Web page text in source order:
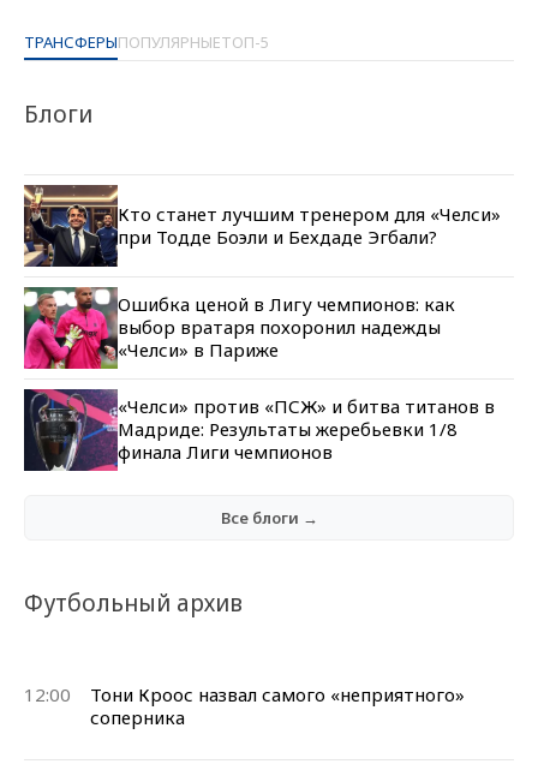
ТРАНСФЕРЫПОПУЛЯРНЫЕТОП-5
Блоги
Кто станет лучшим тренером для «Челси»
при Тодде Боэли и Бехдаде Эгбали?
Ошибка ценой в Лигу чемпионов: как
выбор вратаря похоронил надежды
«Челси» в Париже
«Челси» против «ПСЖ» и битва титанов в
Мадриде: Результаты жеребьевки 1/8
финала Лиги чемпионов
Все блоги →
Футбольный архив
12:00
Тони Кроос назвал самого «неприятного»
соперника